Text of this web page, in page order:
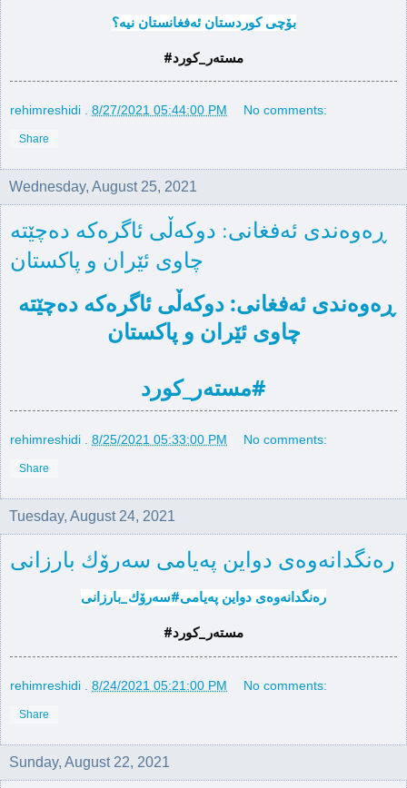
بۆچی كوردستان ئەفغانستان نیە؟
#مستەر_كورد
rehimreshidi . 8/27/2021 05:44:00 PM No comments:
Share
Wednesday, August 25, 2021
ڕه‌وه‌ندی ئه‌فغانی: دوكه‌ڵی ئاگره‌كه‌ ده‌چێته‌
چاوی ئێران و پاكستان
چاوی ئێران و پاكستان
#مسته‌ر_كورد
rehimreshidi . 8/25/2021 05:33:00 PM No comments:
Share
Tuesday, August 24, 2021
ره‌نگدانه‌وه‌ی دواین په‌یامی سه‌رۆك بارزانی
ره‌نگدانه‌وه‌ی دواین په‌یامی#سه‌رۆك_بارزانی
#مسته‌ر_كورد
rehimreshidi 8/24/2021 05:21:00 PM No comments:
Share
Sunday, August 22, 2021